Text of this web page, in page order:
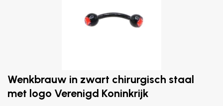
Wenkbrauw in zwart chirurgisch staal
met logo Verenigd Koninkrijk